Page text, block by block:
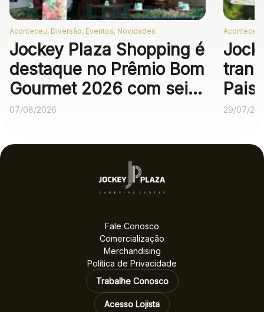
Aconteceu, Diversão, Eventos, Novidades
Jockey Plaza Shopping é
destaque no Prêmio Bom
Gourmet 2026 com seis
operações
melhores no voto
07/08/2026
Pais
29/07/
Fale Conosco
Comercialização
Merchandising
Política de Privacidade
Trabalhe Conosco
Acesso Lojista